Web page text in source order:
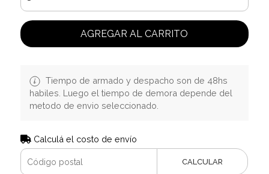
AGREGAR AL CARRITO
Tiempo de armado y despacho son de 48hs
habiles. Luego el tiempo de demora depende del
metodo de envio seleccionado.
Calculá el costo de envío
CALCULAR